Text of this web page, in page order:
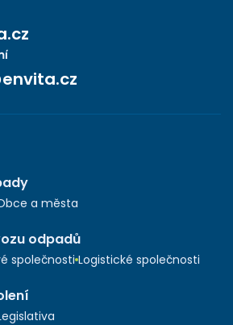
a města
odpadů
společnosti Logistické společnosti